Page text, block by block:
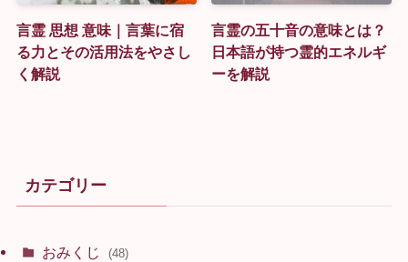
言霊 思想 意味｜言葉に宿
る力とその活用法をやさし
く解説
言霊の五十音の意味とは？
日本語が持つ霊的エネルギ
ーを解説
カテゴリー
おみくじ (48)